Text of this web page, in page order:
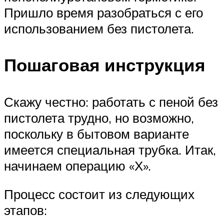
Пришло время разобраться с его
использованием без пистолета.
Пошаговая инструкция
Скажу честно: работать с пеной без
пистолета трудно, но возможно,
поскольку в бытовом варианте
имеется специальная трубка. Итак,
начинаем операцию «Х».
Процесс состоит из следующих
этапов: